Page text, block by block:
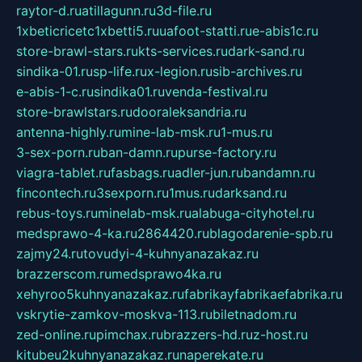
raytor-d.ruatillagunn.ru3d-file.ru
1xbeticricetc1xbetti5.ruuafoot-statti.rue-abis1c.ru
store-brawl-stars.rukts-services.rudark-sand.ru
sindika-01.rusp-life.rux-legion.rusib-archives.ru
e-abis-1-c.rusindika01.ruvenda-festival.ru
store-brawlstars.rudooraleksandria.ru
antenna-highly.rumine-lab-msk.ru1-mus.ru
3-sex-porn.ruban-damn.rupurse-factory.ru
viagra-tablet.rufasbags.ruadler-jun.rubandamn.ru
fincontech.ru3sexporn.ru1mus.rudarksand.ru
rebus-toys.ruminelab-msk.rualabuga-cityhotel.ru
medsprawo-4-ka.ru2864420.rublagodarenie-spb.ru
zajmy24.rutovudyi-4-kuhnyanazakaz.ru
brazzerscom.rumedsprawo4ka.ru
xehyroo5kuhnyanazakaz.rufabrikayfabrikaefabrika.ru
vskrytie-zamkov-moskva-113.rubiletnadom.ru
zed-online.rupimchax.rubrazzers-hd.ruz-host.ru
kitubeu2kuhnyanazakaz.runaperekate.ru